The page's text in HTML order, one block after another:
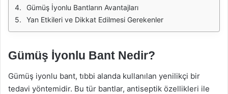
Gümüş İyonlu Bantların Avantajları
Yan Etkileri ve Dikkat Edilmesi Gerekenler
Gümüş İyonlu Bant Nedir?
Gümüş iyonlu bant, tıbbi alanda kullanılan yenilikçi bir
tedavi yöntemidir. Bu tür bantlar, antiseptik özellikleri ile